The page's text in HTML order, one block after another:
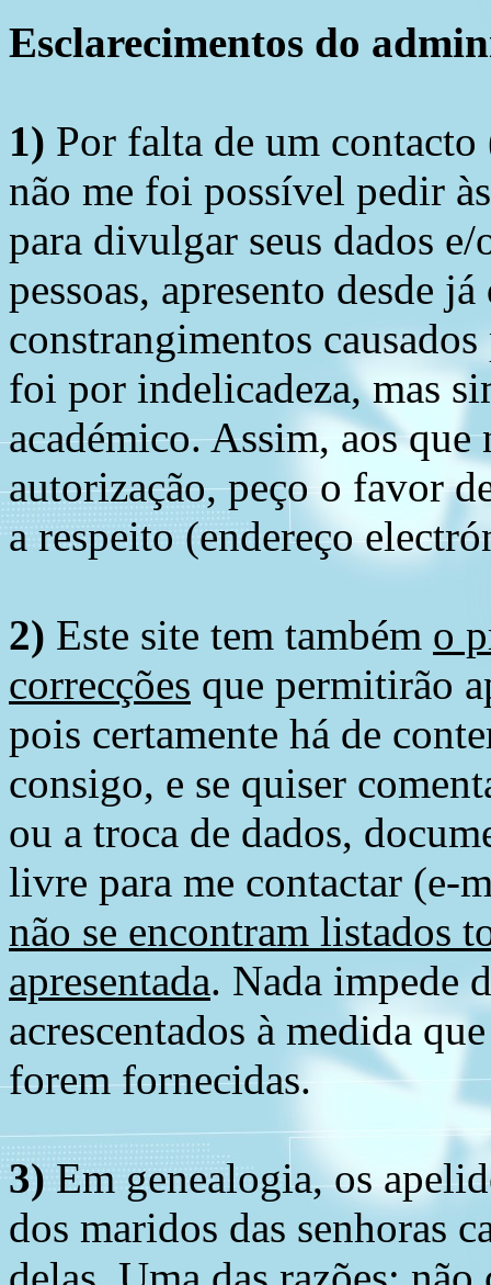
Esclarecimentos do
1) Por falta de um
não me foi possível pedir
para divulgar seus dados
pessoas, apresento desde
constrangimentos
foi por indelicadeza, mas
académico. Assim, aos
autorização, peço o favor
a respeito (endereço
2) Este site tem também o
correcções que permitirão
pois certamente há de
consigo, e se quiser
ou a troca de dados,
livre para me contactar (e-
não se encontram listados
apresentada. Nada impede
acrescentados à medida
forem fornecidas.
3) Em genealogia, os
dos maridos das senhoras